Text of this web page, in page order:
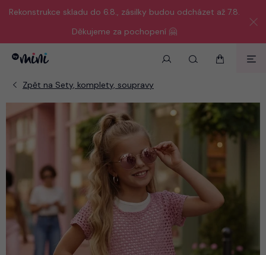
Rekonstrukce skladu do 6.8., zásilky budou odcházet až 7.8.
Děkujeme za pochopení 🤗